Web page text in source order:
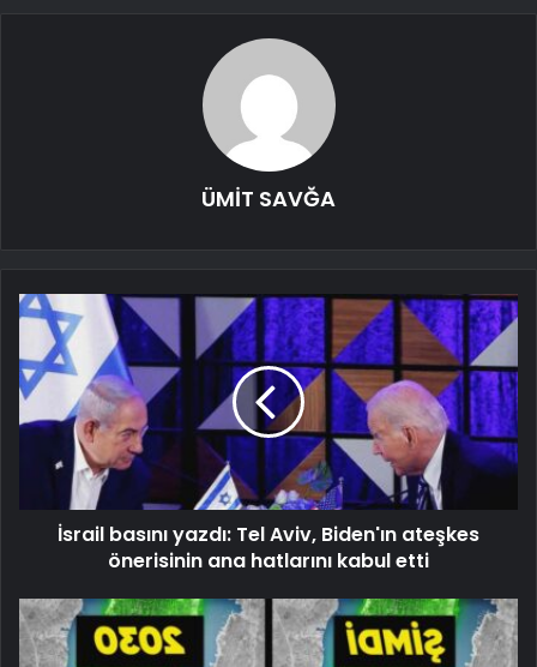
ÜMİT SAVĞA
İsrail basını yazdı: Tel Aviv, Biden'ın ateşkes
önerisinin ana hatlarını kabul etti